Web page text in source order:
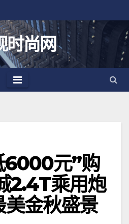
时尚网
6000元”购
2.4T乘用炮
金秋盛景